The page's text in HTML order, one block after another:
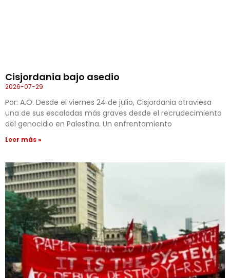
Cisjordania bajo asedio
2026-07-29
Por: A.O. Desde el viernes 24 de julio, Cisjordania atraviesa
una de sus escaladas más graves desde el recrudecimiento
del genocidio en Palestina. Un enfrentamiento
Leer más »